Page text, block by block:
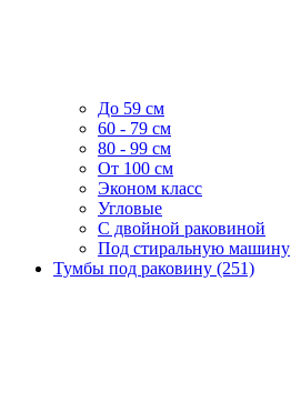
До 59 см
60 - 79 см
80 - 99 см
От 100 см
Эконом класс
Угловые
С двойной раковиной
Под стиральную машину
Тумбы под раковину (251)